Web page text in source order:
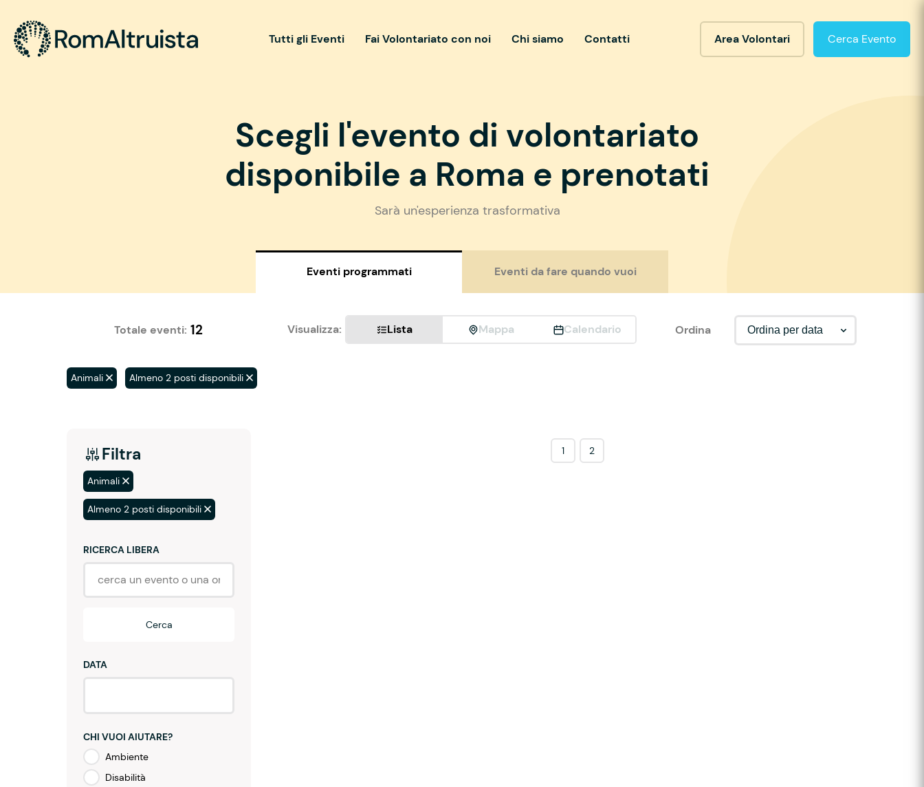
Tutti gli Eventi Fai Volontariato con noi Chi siamo Contatti Area Volontari Cerca Evento
Scegli l'evento di volontariato
disponibile a Roma e prenotati
Sarà un'esperienza trasformativa
Eventi programmati Eventi da fare quando vuoi
Totale eventi: 12 Visualizza: Lista Mappa Calendario Ordina
Animali Almeno 2 posti disponibili
Filtra
Animali
Almeno 2 posti disponibili
RICERCA LIBERA
Cerca
DATA
CHI VUOI AIUTARE?
Ambiente
Disabilità
1 2